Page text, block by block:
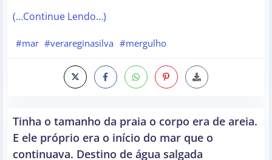
(…Continue Lendo…)
#mar #verareginasilva #mergulho
Tinha o tamanho da praia o corpo era de areia.
E ele próprio era o início do mar que o
continuava. Destino de água salgada